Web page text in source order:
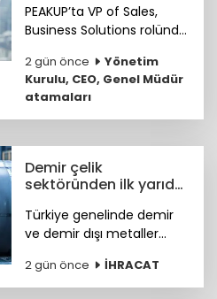
PEAKUP’ta VP of Sales,
Business Solutions rolünde
Tansu Tüyel, bundan
sonra görevine Chief
Revenue Officer (CRO)
olarak devam edecek.
2 gün önce
Yönetim
Kurulu, CEO, Genel Müdür
atamaları
Demir çelik
sektöründen ilk yarıda
performansı
Türkiye genelinde demir
ve demir dışı metaller
yüzde 11,7 artışla 7,2 milyar
dolara, çelik ihracatı ise
2 gün önce İHRACAT